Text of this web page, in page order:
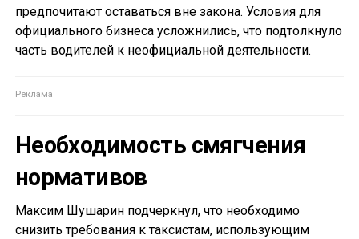
предпочитают оставаться вне закона. Условия для
официального бизнеса усложнились, что подтолкнуло
часть водителей к неофициальной деятельности.
Необходимость смягчения
нормативов
Максим Шушарин подчеркнул, что необходимо
снизить требования к таксистам, использующим